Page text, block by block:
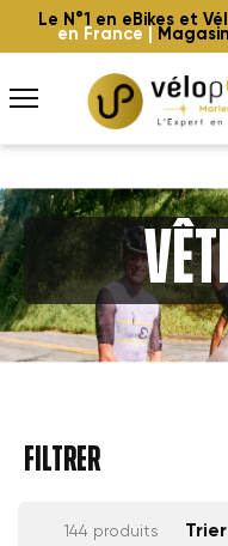
Le N°1 en eBikes et
en France |
FILTRER
144 produits